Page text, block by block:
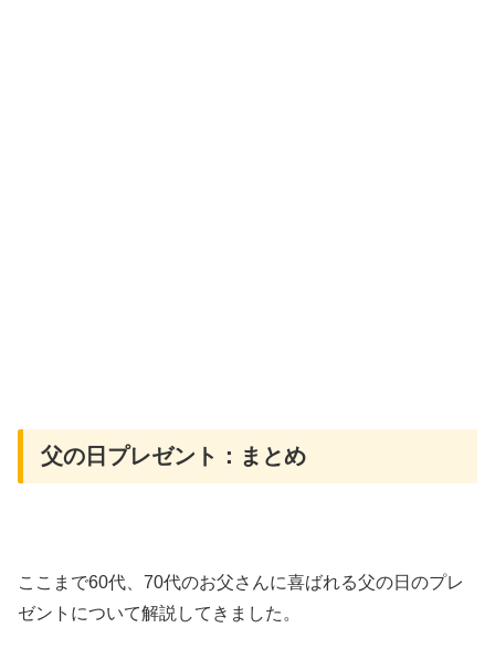
父の日プレゼント：まとめ
ここまで60代、70代のお父さんに喜ばれる父の日のプレ
ゼントについて解説してきました。